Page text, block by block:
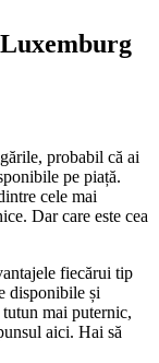
probabil că ai
pe piață.
cele mai
Dar care este cea
fiecărui tip
disponibile și
mai puternic,
aici. Hai să